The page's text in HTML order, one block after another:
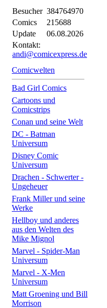
Besucher 384764970
Comics
215688
Update
06.08.2026
Kontakt:
andi@comicexpress.de
Comicwelten
Bad Girl Comics
Cartoons und
Comicstrips
Conan und seine Welt
DC - Batman
Universum
Disney Comic
Universum
Drachen - Schwerter -
Ungeheuer
Frank Miller und seine
Werke
Hellboy und anderes
aus den Welten des
Mike Mignol
Marvel - Spider-Man
Universum
Marvel - X-Men
Universum
Matt Groening und Bill
Morrison